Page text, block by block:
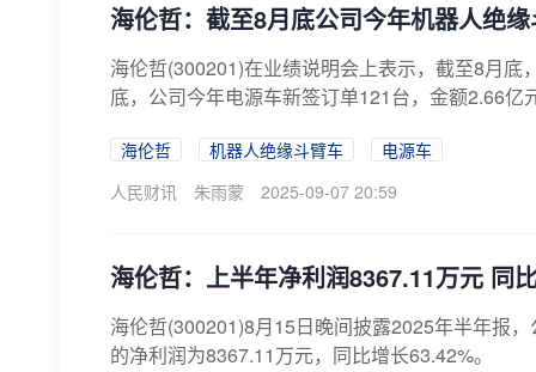
海伦哲：截至8月底公司今年机器人绝
海伦哲(300201)在业绩说明会上表示，截至8月
底，公司今年电源车新签订单121台，金额2.66亿
海伦哲 机器人绝缘斗臂车
电源车
人民财讯
朱雨蒙 2025-09-07 20:59
海伦哲：上半年净利润8367.11万元 同
海伦哲(300201)8月15日晚间披露2025年半年报
的净利润为8367.11万元，同比增长63.42%。